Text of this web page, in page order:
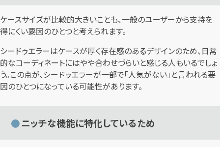
ケースサイズが比較的大きいことも、一般のユーザーから支持を
得にくい要因のひとつと考えられます。
シードゥエラーはケースが厚く存在感のあるデザインのため、日常
的なコーディネートにはやや合わせづらいと感じる人もいるでしょ
う。この点が、シードゥエラーが一部で「人気がない」と言われる要
因のひとつになっている可能性があります。
ニッチな機能に特化しているため